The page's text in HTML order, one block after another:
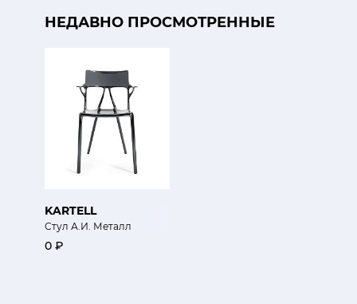
НЕДАВНО ПРОСМОТРЕННЫЕ
KARTELL
Стул А.И. Металл
0 ₽